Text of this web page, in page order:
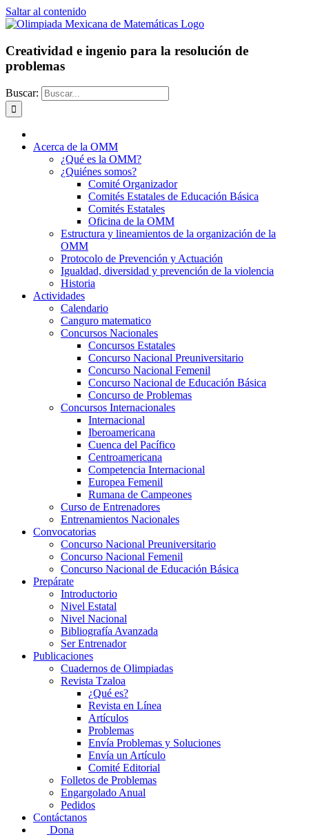
Saltar al contenido
Creatividad e ingenio para la resolución de
problemas
Buscar:
Acerca de la OMM
¿Qué es la OMM?
¿Quiénes somos?
Comité Organizador
Comités Estatales de Educación Básica
Comités Estatales
Oficina de la OMM
Estructura y lineamientos de la organización de la
OMM
Protocolo de Prevención y Actuación
Igualdad, diversidad y prevención de la violencia
Historia
Actividades
Calendario
Canguro matematico
Concursos Nacionales
Concursos Estatales
Concurso Nacional Preuniversitario
Concurso Nacional Femenil
Concurso Nacional de Educación Básica
Concurso de Problemas
Concursos Internacionales
Internacional
Iberoamericana
Cuenca del Pacífico
Centroamericana
Competencia Internacional
Europea Femenil
Rumana de Campeones
Curso de Entrenadores
Entrenamientos Nacionales
Convocatorias
Concurso Nacional Preuniversitario
Concurso Nacional Femenil
Concurso Nacional de Educación Básica
Prepárate
Introductorio
Nivel Estatal
Nivel Nacional
Bibliografía Avanzada
Ser Entrenador
Publicaciones
Cuadernos de Olimpiadas
Revista Tzaloa
¿Qué es?
Revista en Línea
Artículos
Problemas
Envía Problemas y Soluciones
Envía un Artículo
Comité Editorial
Folletos de Problemas
Engargolado Anual
Pedidos
Contáctanos
Dona